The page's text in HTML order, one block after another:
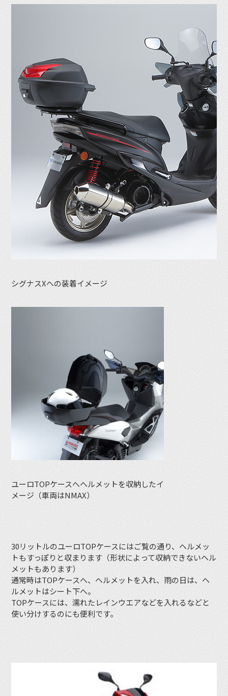
シグナスXへの装着イメージ
ユーロTOPケースへヘルメットを収納したイ
メージ（車両はNMAX）
30リットルのユーロTOPケースにはご覧の通り、ヘルメッ
トもすっぽりと収まります（形状によって収納できないヘル
メットもあります）
通常時はTOPケースへ、ヘルメットを入れ、雨の日は、ヘ
ルメットはシート下へ。
TOPケースには、濡れたレインウエアなどを入れるなどと
使い分けするのにも便利です。